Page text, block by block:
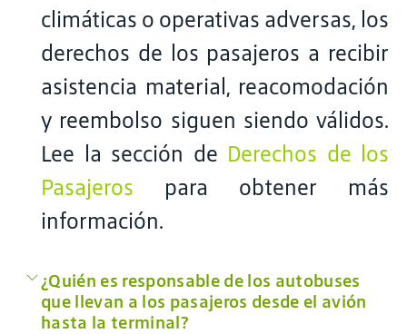
climáticas o operativas adversas, los
derechos de los pasajeros a recibir
asistencia material, reacomodación
y reembolso siguen siendo válidos.
Lee la sección de Derechos de los
Pasajeros para obtener más
información.
¿Quién es responsable de los autobuses
que llevan a los pasajeros desde el avión
hasta la terminal?